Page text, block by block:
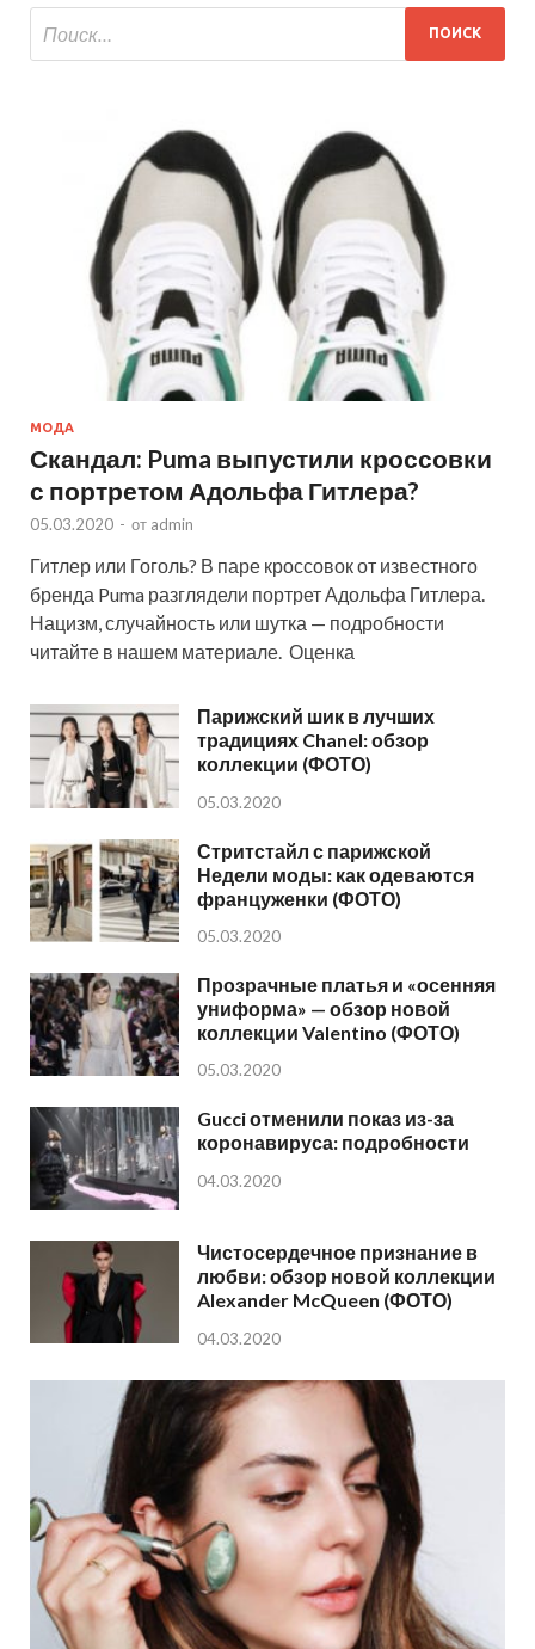
МОДА
Скандал: Puma выпустили кроссовки
с портретом Адольфа Гитлера?
05.03.2020 - от admin
Гитлер или Гоголь? В паре кроссовок от известного
бренда Puma разглядели портрет Адольфа Гитлера.
Нацизм, случайность или шутка — подробности
читайте в нашем материале. Оценка
Парижский шик в лучших
традициях Chanel: обзор
коллекции (ФОТО)
05.03.2020
Стритстайл с парижской
Недели моды: как одеваются
француженки (ФОТО)
05.03.2020
Прозрачные платья и «осенняя
униформа» — обзор новой
коллекции Valentino (ФОТО)
05.03.2020
Gucci отменили показ из-за
коронавируса: подробности
04.03.2020
Чистосердечное признание в
любви: обзор новой коллекции
Alexander McQueen (ФОТО)
04.03.2020